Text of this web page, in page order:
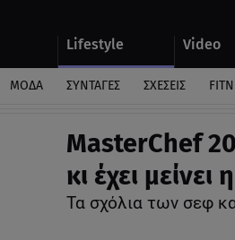
Lifestyle Video
ΜΟΔΑ ΣΥΝΤΑΓΕΣ ΣΧΕΣΕΙΣ
MasterChef
κι έχει
Τα σχόλια των σεφ